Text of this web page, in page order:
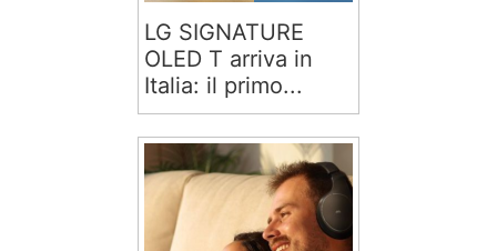
LG SIGNATURE
OLED T arriva in
Italia: il primo...